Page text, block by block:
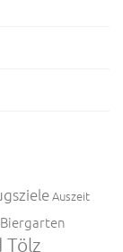
Auszeit
Biergarten
Tölz